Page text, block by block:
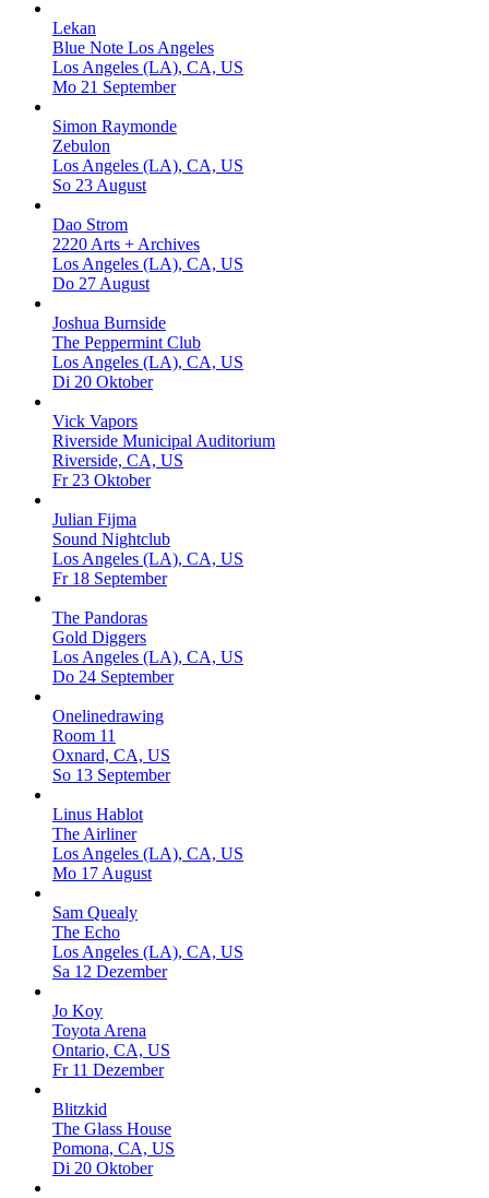
Lekan
Blue Note Los Angeles
Los Angeles (LA), CA, US
Mo 21 September
Simon Raymonde
Zebulon
Los Angeles (LA), CA, US
So 23 August
Dao Strom
2220 Arts + Archives
Los Angeles (LA), CA, US
Do 27 August
Joshua Burnside
The Peppermint Club
Los Angeles (LA), CA, US
Di 20 Oktober
Vick Vapors
Riverside Municipal Auditorium
Riverside, CA, US
Fr 23 Oktober
Julian Fijma
Sound Nightclub
Los Angeles (LA), CA, US
Fr 18 September
The Pandoras
Gold Diggers
Los Angeles (LA), CA, US
Do 24 September
Onelinedrawing
Room 11
Oxnard, CA, US
So 13 September
Linus Hablot
The Airliner
Los Angeles (LA), CA, US
Mo 17 August
Sam Quealy
The Echo
Los Angeles (LA), CA, US
Sa 12 Dezember
Jo Koy
Toyota Arena
Ontario, CA, US
Fr 11 Dezember
Blitzkid
The Glass House
Pomona, CA, US
Di 20 Oktober